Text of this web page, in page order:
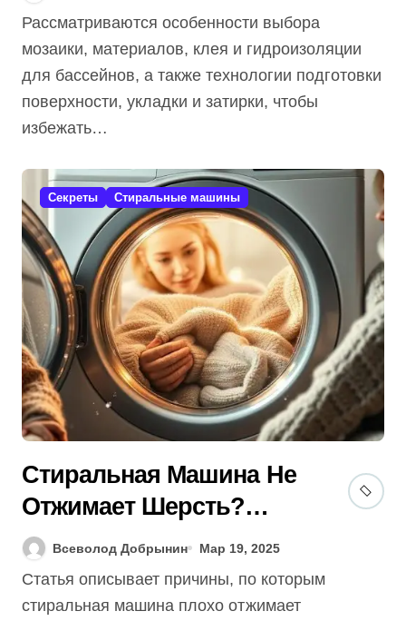
Рассматриваются особенности выбора
мозаики, материалов, клея и гидроизоляции
для бассейнов, а также технологии подготовки
поверхности, укладки и затирки, чтобы
избежать…
Секреты Стиральные машины
Стиральная Машина Не
Отжимает Шерсть?
[Гид]: 3 Секрета +
Экспертное Мнение!
Всеволод Добрынин Мар 19, 2025
Статья описывает причины, по которым
стиральная машина плохо отжимает